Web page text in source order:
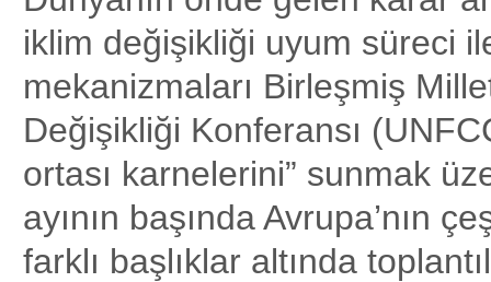
iklim değişikliği uyum süreci
mekanizmaları Birleşmiş
Değişikliği Konferansı
ortası karnelerini” sunmak
ayının başında Avrupa’nın
farklı başlıklar altında